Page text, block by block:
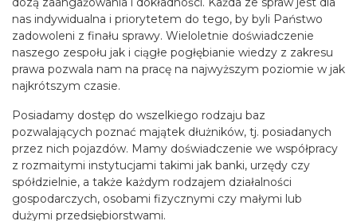
nas indywidualna i priorytetem do tego, by byli Państwo
zadowoleni z finału sprawy. Wieloletnie doświadczenie
naszego zespołu jak i ciągłe pogłębianie wiedzy z zakresu
prawa pozwala nam na pracę na najwyższym poziomie w jak
najkrótszym czasie.
Posiadamy dostęp do wszelkiego rodzaju baz
pozwalających poznać majątek dłużników, tj. posiadanych
przez nich pojazdów. Mamy doświadczenie we współpracy
z rozmaitymi instytucjami takimi jak banki, urzędy czy
spółdzielnie, a także każdym rodzajem działalności
gospodarczych, osobami fizycznymi czy małymi lub
dużymi przedsiębiorstwami.